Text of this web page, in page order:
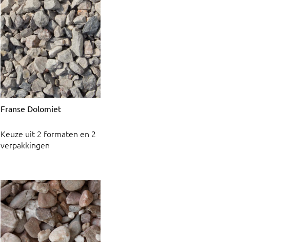
Franse Dolomiet
Keuze uit 2 formaten en 2
verpakkingen